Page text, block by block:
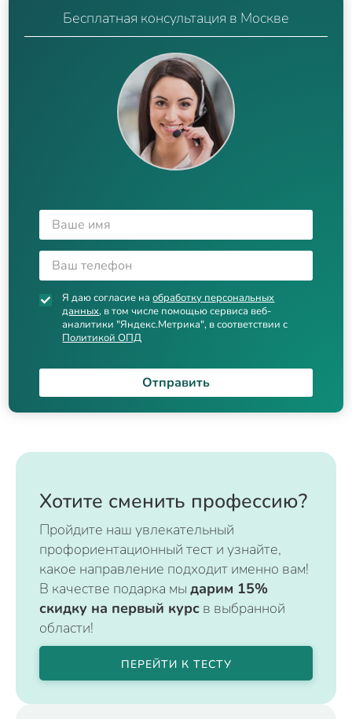
Бесплатная консультация в Москве
Я даю согласие наобработку персональных
данных, в том числе помощью сервиса веб-
аналитики "Яндекс.Метрика", в соответствии с
Политикой ОПД
Отправить
Хотите сменить профессию?
Пройдите наш увлекательный
профориентационный тест и узнайте,
какое направление подходит именно вам!
В качестве подарка мы дарим 15%
скидку на первый курс в выбранной
области!
ПЕРЕЙТИ К ТЕСТУ